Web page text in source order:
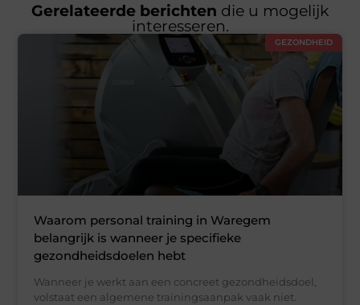
Gerelateerde berichten die u mogelijk
interesseren.
GEZONDHEID
Waarom personal training in Waregem
belangrijk is wanneer je specifieke
gezondheidsdoelen hebt
Wanneer je werkt aan een concreet gezondheidsdoel,
volstaat een algemene trainingsaanpak vaak niet.